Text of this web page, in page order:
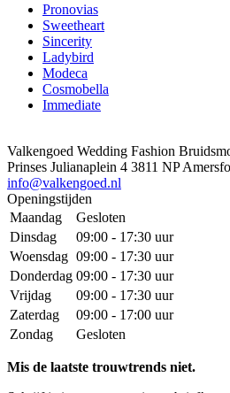
Pronovias
Sweetheart
Sincerity
Ladybird
Modeca
Cosmobella
Immediate
Valkengoed Wedding Fashion
Prinses Julianaplein 4 3811 NP
info@valkengoed.nl
Openingstijden
Maandag
Gesloten
Dinsdag
09:00 - 17:30 uur
Woensdag 09:00 - 17:30 uur
Donderdag 09:00 - 17:30 uur
Vrijdag
09:00 - 17:30 uur
Zaterdag
09:00 - 17:00 uur
Zondag
Gesloten
Mis de laatste trouwtrends niet.